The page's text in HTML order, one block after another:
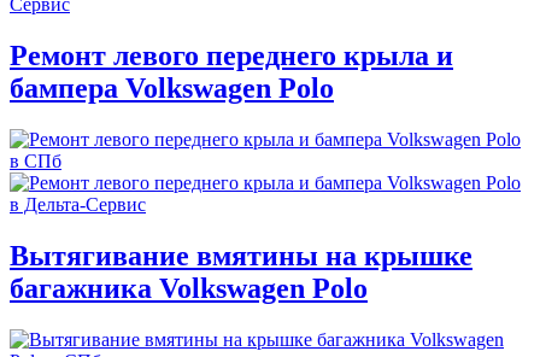
Ремонт левого переднего крыла и
бампера Volkswagen Polo
Вытягивание вмятины на крышке
багажника Volkswagen Polo